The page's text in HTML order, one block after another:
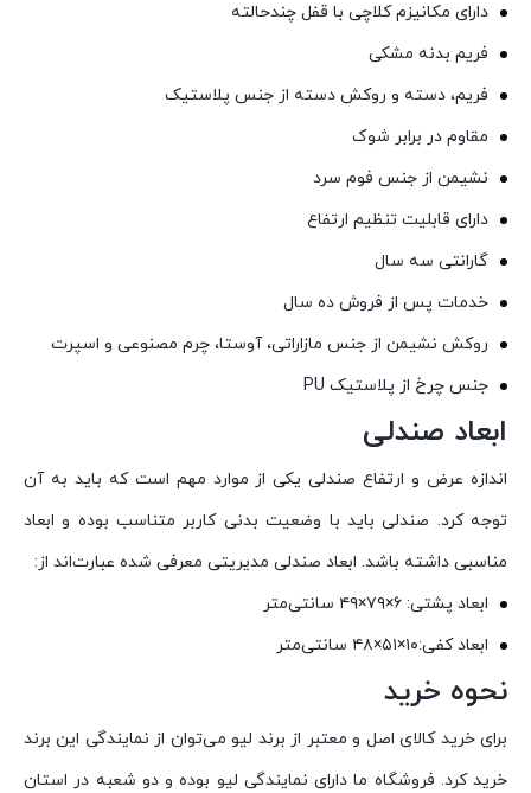
دارای مکانیزم کلاچی با قفل چندحالته
فریم بدنه مشکی
فریم، دسته و روکش دسته از جنس پلاستیک
مقاوم در برابر شوک
نشیمن از جنس فوم سرد
دارای قابلیت تنظیم ارتفاع
گارانتی سه سال
خدمات پس از فروش ده سال
روکش نشیمن از جنس مازاراتی، آوستا، چرم مصنوعی و اسپرت
جنس چرخ از پلاستیک PU
ابعاد صندلی
اندازه عرض و ارتفاع صندلی یکی از موارد مهم است که باید به آن
توجه کرد. صندلی باید با وضعیت بدنی کاربر متناسب بوده و ابعاد
مناسبی داشته باشد. ابعاد صندلی مدیریتی معرفی شده عبارت‌اند از:
ابعاد پشتی: ۶×۷۹×۴۹ سانتی‌متر
ابعاد کفی:۱۰×۵۱×۴۸ سانتی‌متر
نحوه خرید
برای خرید کالای اصل و معتبر از برند لیو می‌توان از نمایندگی این برند
خرید کرد. فروشگاه ما دارای نمایندگی لیو بوده و دو شعبه در استان